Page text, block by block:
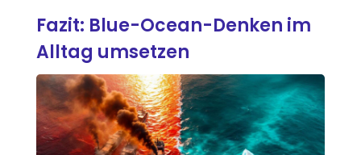
Fazit: Blue-Ocean-Denken im
Alltag umsetzen